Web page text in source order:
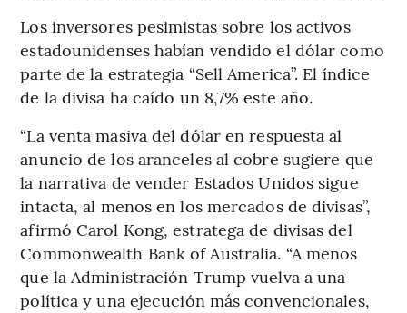
Los inversores pesimistas sobre los activos
estadounidenses habían vendido el dólar como
parte de la estrategia “Sell America”. El índice
de la divisa ha caído un 8,7% este año.
“La venta masiva del dólar en respuesta al
anuncio de los aranceles al cobre sugiere que
la narrativa de vender Estados Unidos sigue
intacta, al menos en los mercados de divisas”,
afirmó Carol Kong, estratega de divisas del
Commonwealth Bank of Australia. “A menos
que la Administración Trump vuelva a una
política y una ejecución más convencionales,